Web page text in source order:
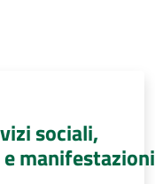
sociali,
manifestazioni